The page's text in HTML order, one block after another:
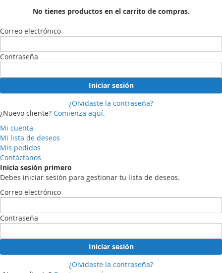
No tienes productos en el carrito de compras.
Correo electrónico
Contraseña
Iniciar sesión
¿Olvidaste la contraseña?
¿Nuevo cliente? Comienza aquí.
Mi cuenta
Mi lista de deseos
Mis pedidos
Contáctanos
Inicia sesión primero
Debes iniciar sesión para gestionar tu lista de deseos.
Correo electrónico
Contraseña
Iniciar sesión
¿Olvidaste la contraseña?